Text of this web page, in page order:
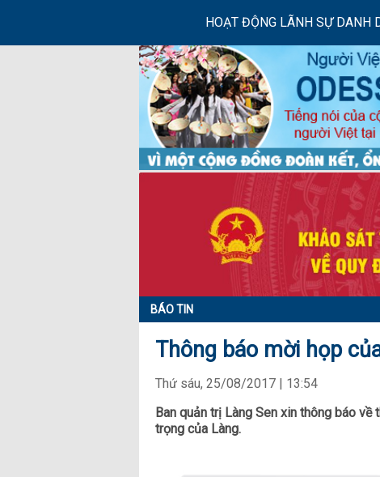
HOẠT ĐỘNG LÃNH SỰ DANH
BÁO TIN
Thông báo mời họp
Thứ sáu, 25/08/2017 | 13:54
Ban quản trị Làng Sen xin thông báo
trọng của Làng.